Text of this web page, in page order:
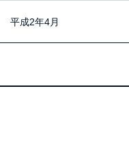
平成2年4月